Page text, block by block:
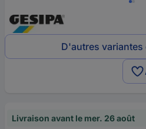
D'autres
Livraison avant le mer. 26 août